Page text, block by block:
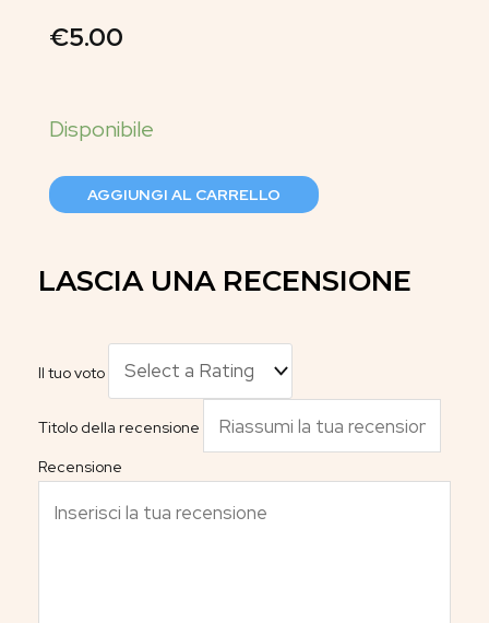
€5.00
AGGIUNGI AL CARRELLO
LASCIA UNA RECENSIONE
Il tuo voto
Titolo della recensione
Recensione